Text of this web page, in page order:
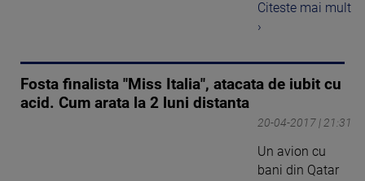
Citeste mai mult
›
Fosta finalista "Miss Italia", atacata de iubit cu
acid. Cum arata la 2 luni distanta
20-04-2017 | 21:31
Un avion cu
bani din Qatar